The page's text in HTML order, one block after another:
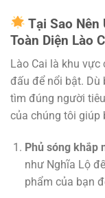
Tại Sao Nên
Toàn Diện Lào
Lào Cai là khu
đấu để nổi bật. Dù
tìm đúng người
của chúng tôi giúp
Phủ sóng khắp
như Nghĩa Lộ
phẩm của bạn